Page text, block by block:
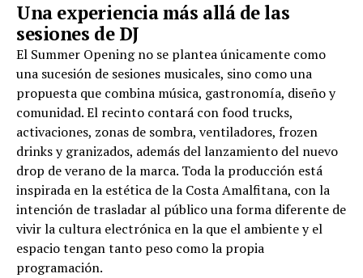
Una experiencia más allá de las
sesiones de DJ
El Summer Opening no se plantea únicamente como
una sucesión de sesiones musicales, sino como una
propuesta que combina música, gastronomía, diseño y
comunidad. El recinto contará con food trucks,
activaciones, zonas de sombra, ventiladores, frozen
drinks y granizados, además del lanzamiento del nuevo
drop de verano de la marca. Toda la producción está
inspirada en la estética de la Costa Amalfitana, con la
intención de trasladar al público una forma diferente de
vivir la cultura electrónica en la que el ambiente y el
espacio tengan tanto peso como la propia
programación.